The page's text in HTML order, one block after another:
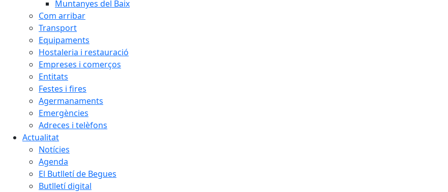
Muntanyes del Baix
Com arribar
Transport
Equipaments
Hostaleria i restauració
Empreses i comerços
Entitats
Festes i fires
Agermanaments
Emergències
Adreces i telèfons
Actualitat
Notícies
Agenda
El Butlletí de Begues
Butlletí digital